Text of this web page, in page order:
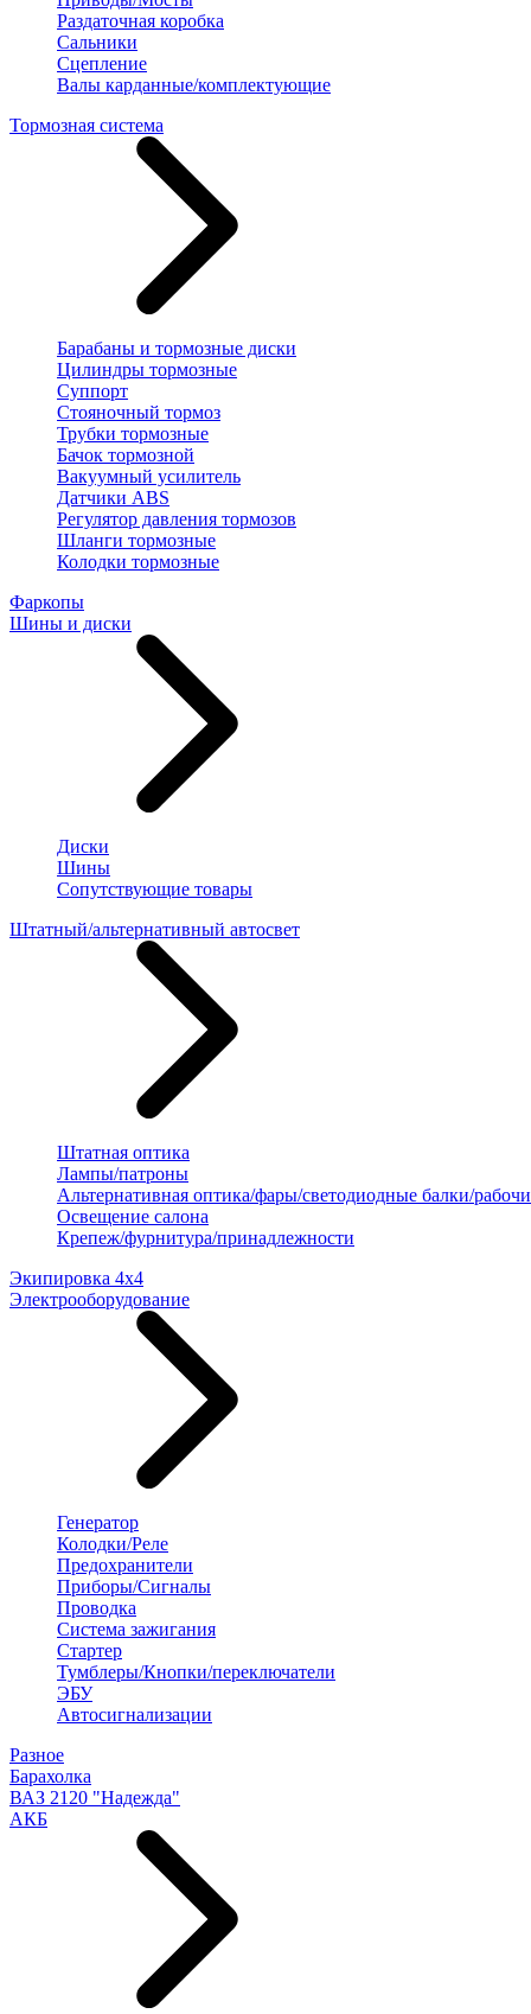
Раздаточная коробка
Сальники
Сцепление
Валы карданные/комплектующие
Тормозная система
Барабаны и тормозные диски
Цилиндры тормозные
Суппорт
Стояночный тормоз
Трубки тормозные
Бачок тормозной
Вакуумный усилитель
Датчики ABS
Регулятор давления тормозов
Шланги тормозные
Колодки тормозные
Фаркопы
Шины и диски
Диски
Шины
Сопутствующие товары
Штатный/альтернативный автосвет
Штатная оптика
Лампы/патроны
Альтернативная оптика/фары/светодиодные балки/
Освещение салона
Крепеж/фурнитура/принадлежности
Экипировка 4х4
Электрооборудование
Генератор
Колодки/Реле
Предохранители
Приборы/Сигналы
Проводка
Система зажигания
Стартер
Тумблеры/Кнопки/переключатели
ЭБУ
Автосигнализации
Разное
Барахолка
ВАЗ 2120 "Надежда"
АКБ